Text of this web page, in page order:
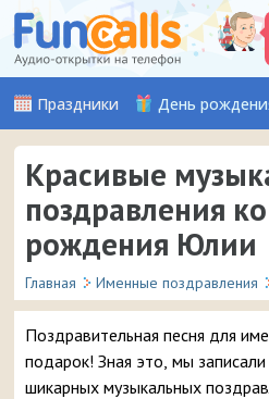
Праздники День
Красивые
поздравления
рождения Юлии
Главная Именные поздравления
Поздравительная песня для
подарок! Зная это, мы
шикарных музыкальных